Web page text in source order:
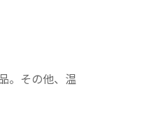
。その他、温